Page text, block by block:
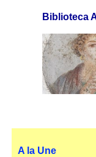
Biblioteca
A la Une